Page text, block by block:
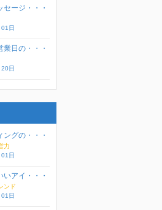
セージ・・・
日
業日の・・・
日
ングの・・・
力
日
いアイ・・・
ンド
日